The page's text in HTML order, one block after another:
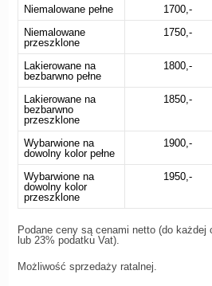
Niemalowane pełne
1700,-
Niemalowane
przeszklone
1750,-
Lakierowane na
bezbarwno pełne
1800,-
Lakierowane na
bezbarwno
przeszklone
1850,-
Wybarwione na
dowolny kolor pełne
1900,-
Wybarwione na
dowolny kolor
przeszklone
1950,-
Podane ceny są cenami netto (do
lub 23% podatku Vat).
Możliwość sprzedaży ratalnej.